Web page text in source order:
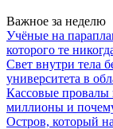
Важное за неделю
Учёные на
которого те
Свет внутри тела
университета в
Кассовые
миллионы и
Остров, который